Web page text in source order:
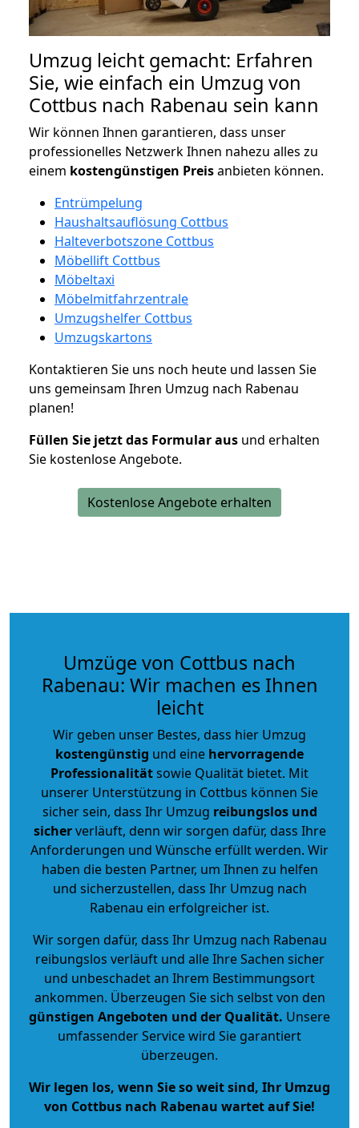
Umzug leicht gemacht: Erfahren
Sie, wie einfach ein Umzug von
Cottbus nach Rabenau sein kann
Wir können Ihnen garantieren, dass unser
professionelles Netzwerk Ihnen nahezu alles zu
einem kostengünstigen Preisanbieten können.
Entrümpelung
Haushaltsauflösung Cottbus
Halteverbotszone Cottbus
Möbellift Cottbus
Möbeltaxi
Möbelmitfahrzentrale
Umzugshelfer Cottbus
Umzugskartons
Kontaktieren Sie uns noch heute und lassen Sie
uns gemeinsam Ihren Umzug nach Rabenau
planen!
Füllen Sie jetzt das Formular aus und erhalten
Sie kostenlose Angebote.
Kostenlose Angebote erhalten
Umzüge von Cottbus nach
Rabenau: Wir machen es Ihnen
leicht
Wir geben unser Bestes, dass hier Umzug
kostengünstig und eine hervorragende
Professionalitätsowie Qualität bietet. Mit
unserer Unterstützung in Cottbus können Sie
sicher sein, dass Ihr Umzug reibungslos und
sicherverläuft, denn wir sorgen dafür, dass Ihre
Anforderungen und Wünsche erfüllt werden. Wir
haben die besten Partner, um Ihnen zu helfen
und sicherzustellen, dass Ihr Umzug nach
Rabenau ein erfolgreicher ist.
Wir sorgen dafür, dass Ihr Umzug nach Rabenau
reibungslos verläuft und alle Ihre Sachen sicher
und unbeschadet an Ihrem Bestimmungsort
ankommen. Überzeugen Sie sich selbst von den
günstigen Angeboten und der Qualität. Unsere
umfassender Service wird Sie garantiert
überzeugen.
Wir legen los, wenn Sie so weit sind, Ihr Umzug
von Cottbus nach Rabenau wartet auf Sie!